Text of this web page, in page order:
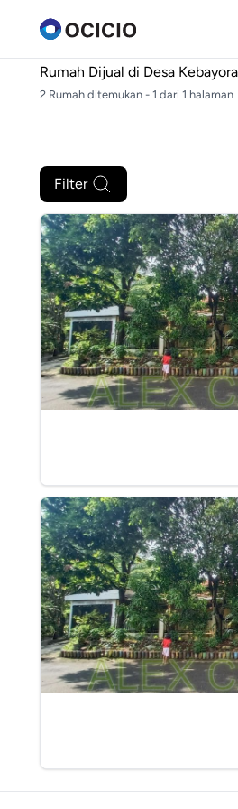
Rumah Dijual di Desa
2 Rumah ditemukan - 1 dari 1 halaman
Filter